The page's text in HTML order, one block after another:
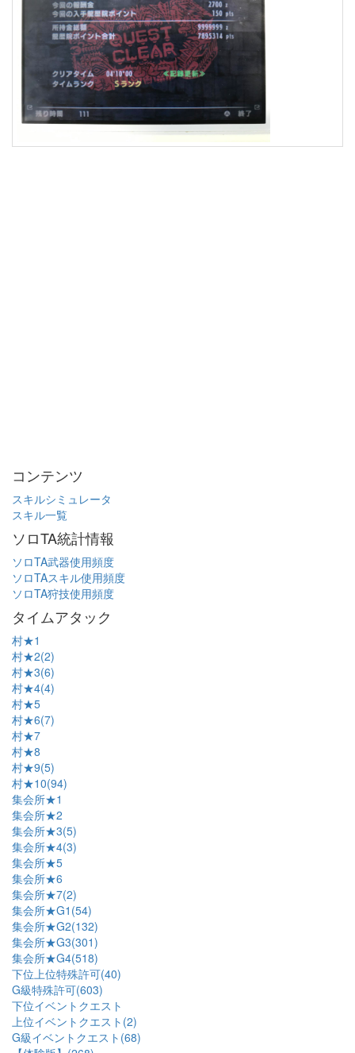
コンテンツ
スキルシミュレータ
スキル一覧
ソロTA統計情報
ソロTA武器使用頻度
ソロTAスキル使用頻度
ソロTA狩技使用頻度
タイムアタック
村★1
村★2(2)
村★3(6)
村★4(4)
村★5
村★6(7)
村★7
村★8
村★9(5)
村★10(94)
集会所★1
集会所★2
集会所★3(5)
集会所★4(3)
集会所★5
集会所★6
集会所★7(2)
集会所★G1(54)
集会所★G2(132)
集会所★G3(301)
集会所★G4(518)
下位上位特殊許可(40)
G級特殊許可(603)
下位イベントクエスト
上位イベントクエスト(2)
G級イベントクエスト(68)